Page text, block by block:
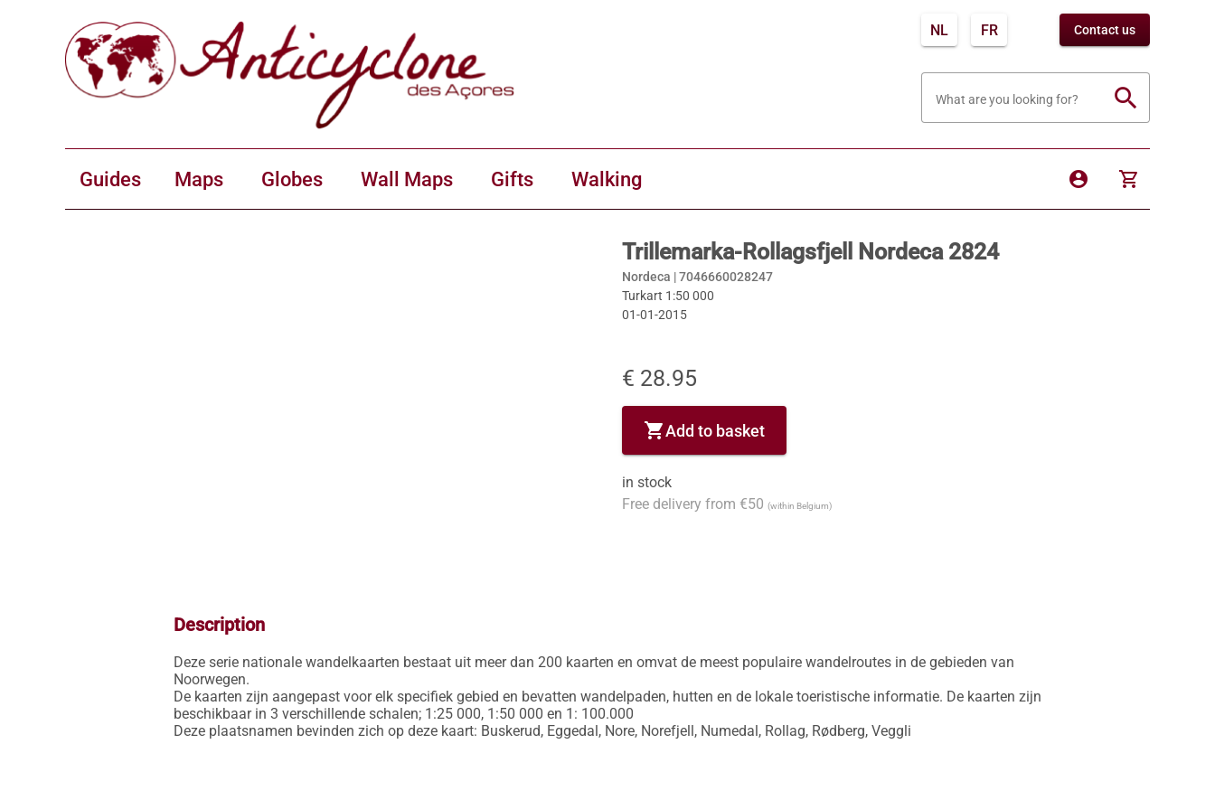
NL FR Contact us
What are you looking for? search
Guides Maps Globes Wall Maps Gifts Walking account_circle shopping_cart
Trillemarka-Rollagsfjell Nordeca 2824
Nordeca |7046660028247
Turkart 1:50 000
01-01-2015
€ 28.95
shopping_cartAdd to basket
in stock
Free delivery from €50 (within Belgium)
Description
Deze serie nationale wandelkaarten bestaat uit meer dan 200 kaarten en omvat de meest populaire wandelroutes in de gebieden van
Noorwegen.
De kaarten zijn aangepast voor elk specifiek gebied en bevatten wandelpaden, hutten en de lokale toeristische informatie. De kaarten zijn
beschikbaar in 3 verschillende schalen; 1:25 000, 1:50 000 en 1: 100.000
Deze plaatsnamen bevinden zich op deze kaart: Buskerud, Eggedal, Nore, Norefjell, Numedal, Rollag, Rødberg, Veggli